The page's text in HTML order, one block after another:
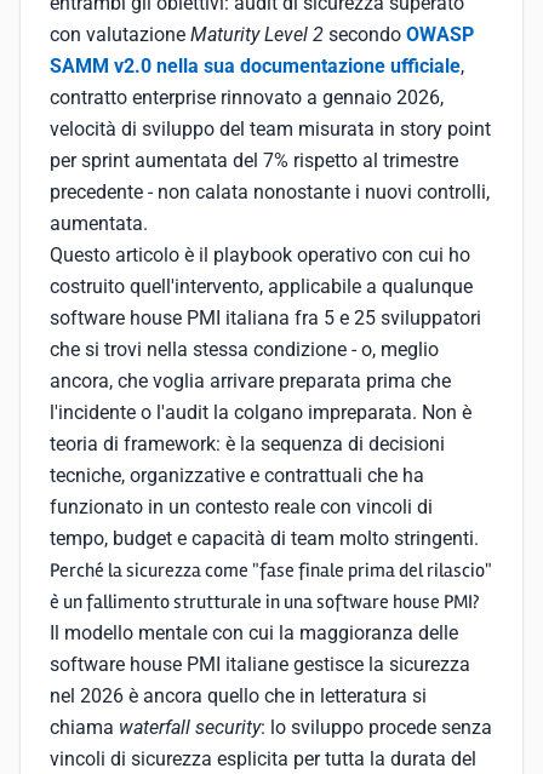
con valutazione Maturity Level 2 secondo OWASP
SAMM v2.0 nella sua documentazione ufficiale,
contratto enterprise rinnovato a gennaio 2026,
velocità di sviluppo del team misurata in story point
per sprint aumentata del 7% rispetto al trimestre
precedente - non calata nonostante i nuovi controlli,
aumentata.
Questo articolo è il playbook operativo con cui ho
costruito quell'intervento, applicabile a qualunque
software house PMI italiana fra 5 e 25 sviluppatori
che si trovi nella stessa condizione - o, meglio
ancora, che voglia arrivare preparata prima che
l'incidente o l'audit la colgano impreparata. Non è
teoria di framework: è la sequenza di decisioni
tecniche, organizzative e contrattuali che ha
funzionato in un contesto reale con vincoli di
tempo, budget e capacità di team molto stringenti.
Perché la sicurezza come "fase finale prima del rilascio"
è un fallimento strutturale in una software house PMI?
Il modello mentale con cui la maggioranza delle
software house PMI italiane gestisce la sicurezza
nel 2026 è ancora quello che in letteratura si
chiama waterfall security: lo sviluppo procede senza
vincoli di sicurezza esplicita per tutta la durata del